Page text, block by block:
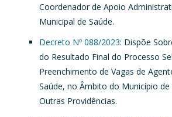
Coordenador de Apoio
Municipal de Saúde.
Decreto Nº 088/2023: Dispõe
do Resultado Final do Processo
Preenchimento de Vagas de
Saúde, no Âmbito do Município de
Outras Providências.